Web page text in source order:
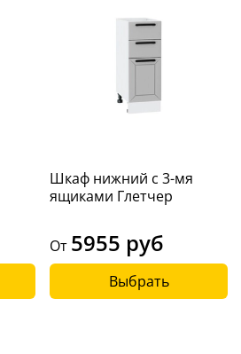
Шкаф нижний с 3-мя
ящиками Глетчер
От 5955 руб
Выбрать